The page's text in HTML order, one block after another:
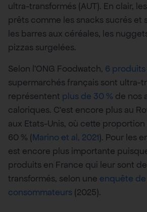
ultra-transformés (AUT). En clair,
prêts comme les snacks sucrés et
les barres aux céréales, les
pizzas surgelées.
Selon l’ONG Foodwatch, 6 produits
supermarchés français sont ultra-
représentent plus de 30 % de nos
caloriques. C’est encore plus au
aux Etats-Unis, où cette
60 % (Marino et al, 2021). Pour les
est encore plus importante
produits en France qui leur sont
transformés, selon une enquête
consommateurs (2025).